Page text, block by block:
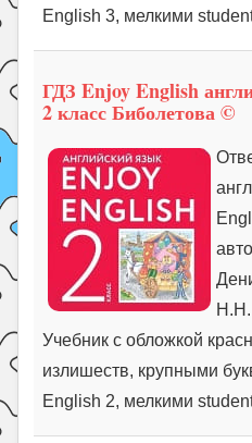
English 3, мелкими
ГДЗ Enjoy English
2 класс Биболетова ©
Н.Н.
Учебник с обложкой
излишеств, крупными
English 2, мелкими